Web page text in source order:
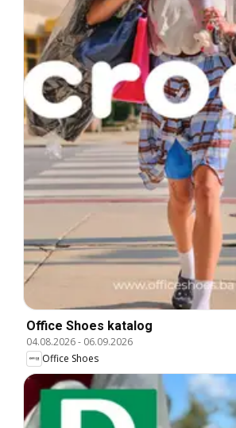
Office Shoes katalog
04.08.2026- 06.09.2026
Office Shoes